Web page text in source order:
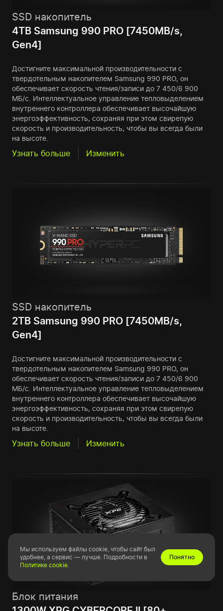
SSD накопитель
4TB Samsung 990 PRO [7450MB/s,
Gen4]
Достигните максимальной производительности с
твердотельным накопителем Samsung 990 PRO, он
обеспечивает скорость чтения/записи до 7 450/6 900
МБ/с. Интеллектуальное управление тепловыделением
внутреннего контроллера обеспечивает высочайшую
энергоэффективность, сохраняя при этом свирепую
скорость и производительность, чтобы вы всегда были
на высоте.
Узнать больше Изменить
SSD накопитель
2TB Samsung 990 PRO [7450MB/s,
Gen4]
Достигните максимальной производительности с
твердотельным накопителем Samsung 990 PRO, он
обеспечивает скорость чтения/записи до 7 450/6 900
МБ/с. Интеллектуальное управление тепловыделением
внутреннего контроллера обеспечивает высочайшую
энергоэффективность, сохраняя при этом свирепую
скорость и производительность, чтобы вы всегда были
на высоте.
Узнать больше Изменить
Блок питания
Мы используем файлы cookie, чтобы сайт был
удобнее, а сервис — лучше. Подробности в
Политике cookie.
Понятно